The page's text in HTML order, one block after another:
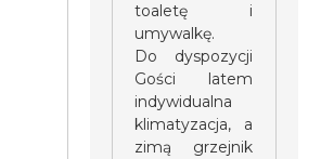
toaletę i
umywalkę.
Do dyspozycji
Gości latem
indywidualna
klimatyzacja, a
zimą grzejnik